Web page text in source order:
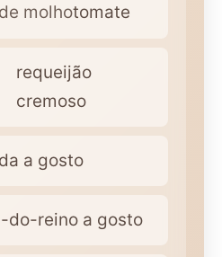
molhotomate
requeijão
cremoso
a gosto
do-reino a gosto